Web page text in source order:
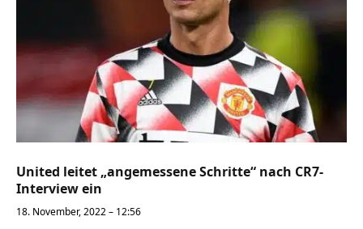
United leitet „angemessene Schritte“ nach CR7-
Interview ein
18. November, 2022 – 12:56